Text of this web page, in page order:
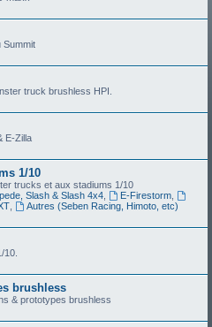
Summit
truck brushless HPI.
E-Zilla
1/10
trucks et aux stadiums 1/10
Slash & Slash 4x4, E-Firestorm,
,
Autres (Seben Racing, Himoto, etc)
10.
brushless
& prototypes brushless